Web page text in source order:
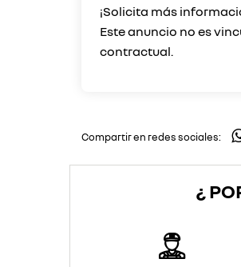
¡Solicita más
Este anuncio no es
Compartir en redes sociales:
¿